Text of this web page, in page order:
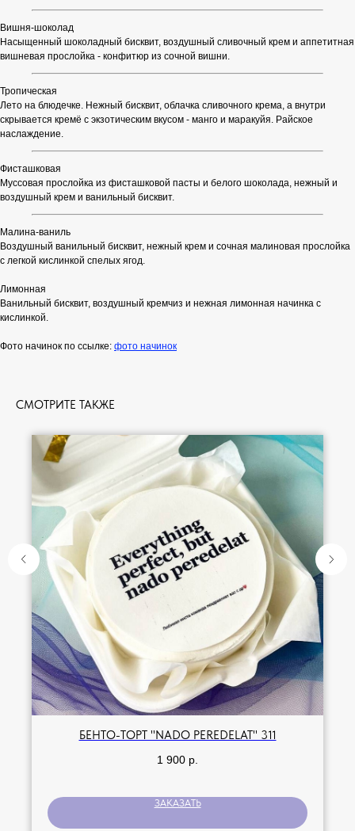
Вишня-шоколад
Насыщенный шоколадный бисквит, воздушный сливочный крем и аппетитная
вишневая прослойка - конфитюр из сочной вишни.
Тропическая
Лето на блюдечке. Нежный бисквит, облачка сливочного крема, а внутри
скрывается кремё с экзотическим вкусом - манго и маракуйя. Райское
наслаждение.
Фисташковая
Муссовая прослойка из фисташковой пасты и белого шоколада, нежный и
воздушный крем и ванильный бисквит.
Малина-ваниль
Воздушный ванильный бисквит, нежный крем и сочная малиновая прослойка
с легкой кислинкой спелых ягод.
Лимонная
Ванильный бисквит, воздушный кремчиз и нежная лимонная начинка с
кислинкой.
Фото начинок по ссылке: фото начинок
СМОТРИТЕ ТАКЖЕ
БЕНТО-ТОРТ "NADO PEREDELAT" 311
1 900 р.
ЗАКАЗАТЬ